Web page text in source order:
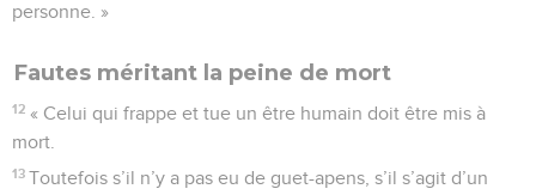
personne. »
Fautes méritant la peine de mort
12 « Celui qui frappe et tue un être humain doit être mis à
mort.
13 Toutefois s’il n’y a pas eu de guet-apens, s’il s’agit d’un